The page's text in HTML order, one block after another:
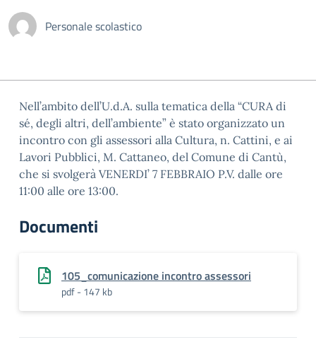
Personale scolastico
Nell’ambito dell’U.d.A. sulla tematica della “CURA di
sé, degli altri, dell’ambiente” è stato organizzato un
incontro con gli assessori alla Cultura, n. Cattini, e ai
Lavori Pubblici, M. Cattaneo, del Comune di Cantù,
che si svolgerà VENERDI’ 7 FEBBRAIO P.V. dalle ore
11:00 alle ore 13:00.
Documenti
105_comunicazione incontro assessori
pdf - 147 kb